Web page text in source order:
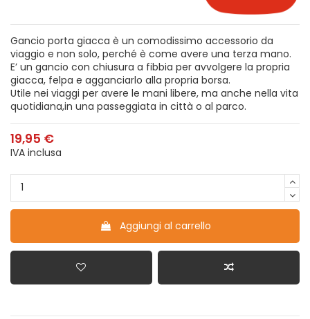
Gancio porta giacca è un comodissimo accessorio da
viaggio e non solo, perché è come avere una terza mano.
E’ un gancio con chiusura a fibbia per avvolgere la propria
giacca, felpa e agganciarlo alla propria borsa.
Utile nei viaggi per avere le mani libere, ma anche nella vita
quotidiana,in una passeggiata in città o al parco.
19,95 €
IVA inclusa
Aggiungi al carrello